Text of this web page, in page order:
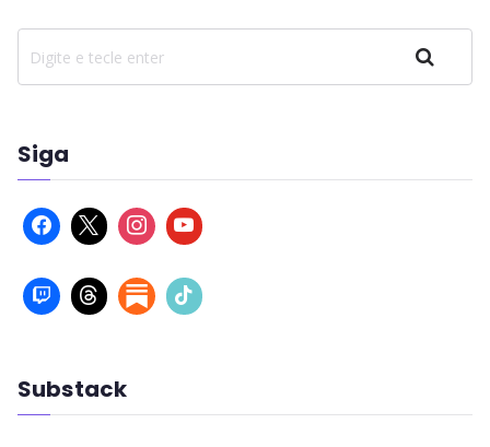
Pesquisar
Siga
Substack